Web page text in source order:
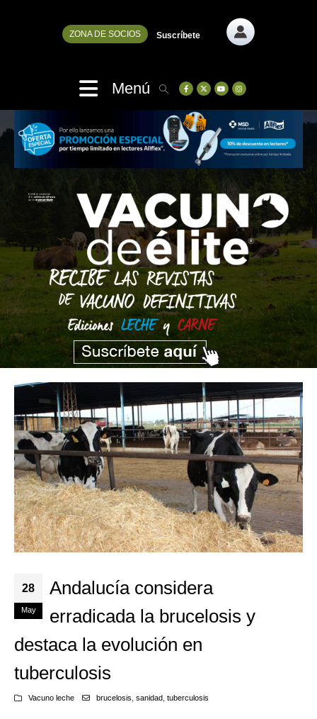
ZONA DE SOCIOS Suscríbete
Menú
28
May
Andalucía considera
erradicada la brucelosis y
destaca la evolución en
tuberculosis
Vacuno leche brucelosis sanidad, tuberculosis